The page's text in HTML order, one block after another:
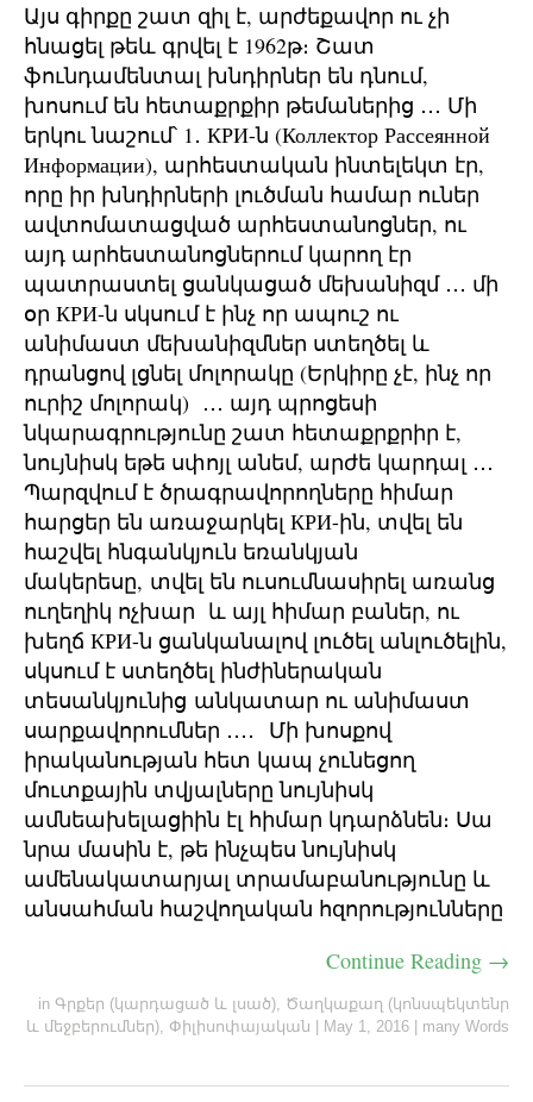
Այս գիրքը շատ զիլ է, արժեքավոր ու չի
հնացել թեև գրվել է 1962թ։ Շատ
ֆունդամենտալ խնդիրներ են դնում,
խոսում են հետաքրքիր թեմաներից ․․․ Մի
երկու նաշում՝ 1․ КРИ-ն (Коллектор Рассеянной
Информации), արհեստական ինտելեկտ էր,
որը իր խնդիրների լուծման համար ուներ
ավտոմատացված արհեստանոցներ, ու
այդ արհեստանոցներում կարող էր
պատրաստել ցանկացած մեխանիզմ ․․․ մի
օր КРИ-ն սկսում է ինչ որ ապուշ ու
անիմաստ մեխանիզմներ ստեղծել և
դրանցով լցնել մոլորակը (Երկիրը չէ, ինչ որ
ուրիշ մոլորակ) ․․․ այդ պրոցեսի
նկարագրությունը շատ հետաքրքրիր է,
նույնիսկ եթե սփոյլ անեմ, արժե կարդալ ․․․
Պարզվում է ծրագրավորողները հիմար
հարցեր են առաջարկել КРИ-ին, տվել են
հաշվել հնգանկյուն եռանկյան
մակերեսը, տվել են ուսումնասիրել առանց
ուղեղիկ ոչխար և այլ հիմար բաներ, ու
խեղճ КРИ-ն ցանկանալով լուծել անլուծելին,
սկսում է ստեղծել ինժիներական
տեսանկյունից անկատար ու անիմաստ
սարքավորումներ ․․․․ Մի խոսքով
իրականության հետ կապ չունեցող
մուտքային տվյալները նույնիսկ
ամնեախելացիին էլ հիմար կդարձնեն։ Սա
նրա մասին է, թե ինչպես նույնիսկ
ամենակատարյալ տրամաբանությունը և
անսահման հաշվողական հզորությունները
Continue Reading →
in Գրքեր (կարդացած և լսած), Ծաղկաքաղ (կոնսպեկտենր
և մեջբերումներ), Փիլիսոփայական May 1, 2016 many Words